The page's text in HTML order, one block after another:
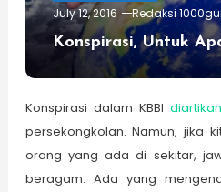
July 12, 2016
Redaksi
Konspirasi, Untuk
Konspirasi dalam KBBI diartikan
persekongkolan. Namun, jika
orang yang ada di sekitar,
beragam. Ada yang